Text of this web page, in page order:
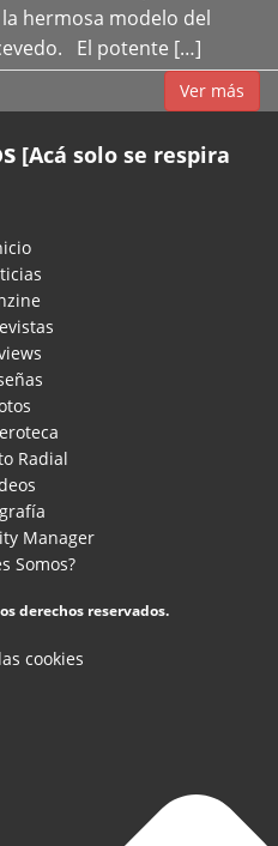
hermosa modelo del
El potente […]
Ver más
[Acá solo se respira
Radial
Manager
Somos?
derechos reservados.
cookies